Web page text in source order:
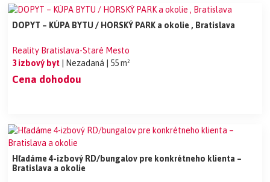
DOPYT – KÚPA BYTU / HORSKÝ PARK a okolie , Bratislava
Reality Bratislava-Staré Mesto
3 izbový byt
| Nezadaná | 55 m²
Cena dohodou
Hľadáme 4-izbový RD/bungalov pre konkrétneho klienta –
Bratislava a okolie